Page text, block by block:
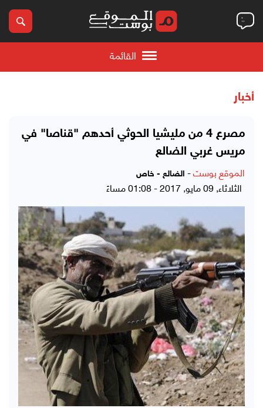
القائمة
أخبار
مصرع 4 من مليشيا الحوثي أحدهم "قناصا" في
مريس غربي الضالع
الموقع بوست- الضالع - خاص
الثلاثاء, 09 مايو, 2017 - 01:08 مساءً